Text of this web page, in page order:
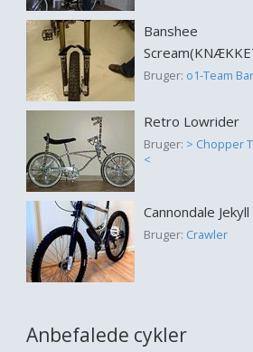
Banshee
Bruger: o1-Team
Retro Lowrider
Bruger: > Chopper
<
Cannondale
Bruger: Crawler
Anbefalede cykler